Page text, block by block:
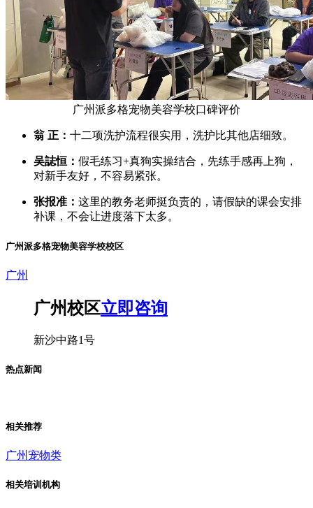
广州派多格宠物美容学校口碑评价
翁 正： 十二项洗护流程很实用，洗护比其他店细致。
吴誌恒： 假毛练习+真狗实操结合，先练手感再上狗，
对新手友好，不容易紧张。
张报准： 这里的教务老师挺负责的，请假缺的课会安排
补课，不会让进度落下太多。
广州派多格宠物美容学校校区
广州
广州校区立即咨询
新沙中路1号
热点新闻
相关推荐
广州宠物类
相关培训机构